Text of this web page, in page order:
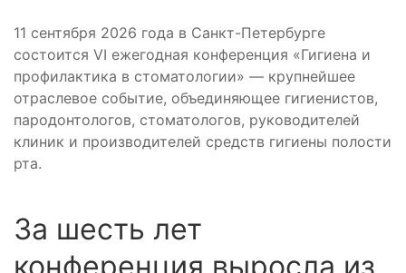
11 сентября 2026 года в Санкт-Петербурге
состоится VI ежегодная конференция «Гигиена и
профилактика в стоматологии» — крупнейшее
отраслевое событие, объединяющее гигиенистов,
пародонтологов, стоматологов, руководителей
клиник и производителей средств гигиены полости
рта.
За шесть лет